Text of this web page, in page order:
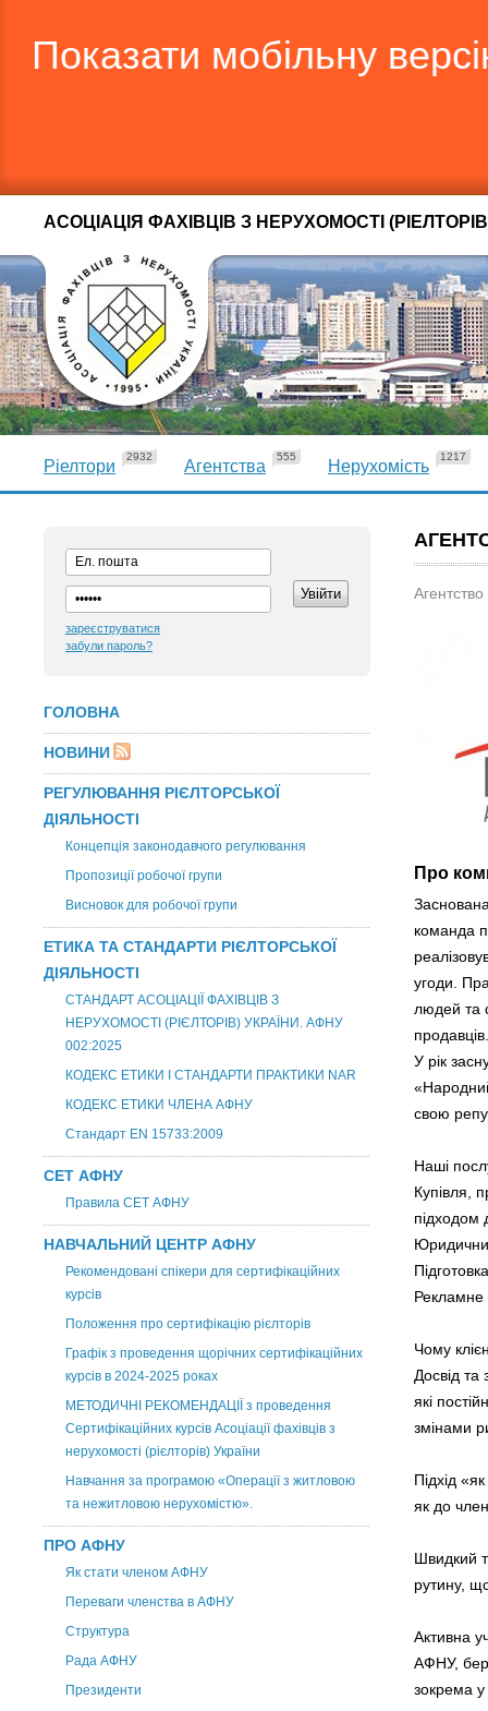
Показати мобільну
АСОЦІАЦІЯ ФАХІВЦІВ З НЕРУХОМОСТІ
Ріелтори
2932
Агентства
555
Нерухомість
1217
зареєструватися
забули пароль?
ГОЛОВНА
НОВИНИ
РЕГУЛЮВАННЯ РІЄЛТОРСЬКОЇ
ДІЯЛЬНОСТІ
Концепція законодавчого регулювання
Пропозиції робочої групи
Висновок для робочої групи
ЕТИКА ТА СТАНДАРТИ РІЄЛТОРСЬКОЇ
ДІЯЛЬНОСТІ
СТАНДАРТ АСОЦІАЦІЇ ФАХІВЦІВ З
НЕРУХОМОСТІ (РІЄЛТОРІВ) УКРАЇНИ. АФНУ
002:2025
КОДЕКС ЕТИКИ І СТАНДАРТИ ПРАКТИКИ NAR
КОДЕКС ЕТИКИ ЧЛЕНА АФНУ
Стандарт EN 15733:2009
СЕТ АФНУ
Правила СЕТ АФНУ
НАВЧАЛЬНИЙ ЦЕНТР АФНУ
Рекомендовані спікери для сертифікаційних
курсів
Положення про сертифікацію рієлторів
Графік з проведення щорічних сертифікаційних
курсів в 2024-2025 роках
МЕТОДИЧНІ РЕКОМЕНДАЦІЇ з проведення
Сертифікаційних курсів Асоціації фахівців з
нерухомості (рієлторів) України
Навчання за програмою «Операції з житловою
та нежитловою нерухомістю».
ПРО АФНУ
Як стати членом АФНУ
Переваги членства в АФНУ
Структура
Рада АФНУ
Президенти
Про
команда
угоди.
людей та
продавців.
У рік
свою
Наші
Купівля,
підходом
Рекламне
Чому
Досвід та
які
змінами
Підхід
як до
Швидкий
рутину,
Активна
АФНУ,
зокрема